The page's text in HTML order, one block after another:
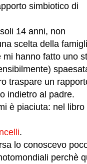
simbiotico di
14 anni, non
scelta della
mi hanno fatto uno
traspare un
indietro al padre.
è piaciuta: nel
.
lo conoscevo
perchè